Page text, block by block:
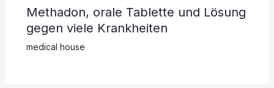
Methadon, orale Tablette und Lösung
gegen viele Krankheiten
medical house